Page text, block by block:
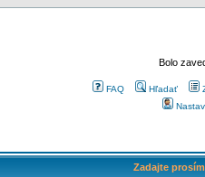
Bolo
FAQ Hľadať
Zadajte